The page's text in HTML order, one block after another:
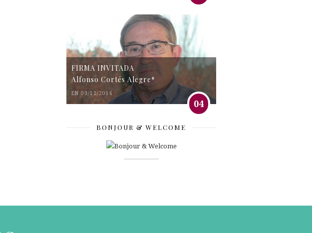
FIRMA INVITADA
Alfonso Cortés Alegre*
EN 03/12/2016
04
BONJOUR & WELCOME